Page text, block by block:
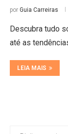
por Guia Carreiras
Descubra tudo
até as
LEIA MAIS